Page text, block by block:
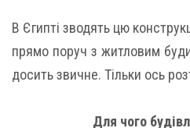
В Єгипті зводять цю
прямо поруч з житловим
досить звичне. Тільки ось
Для чого